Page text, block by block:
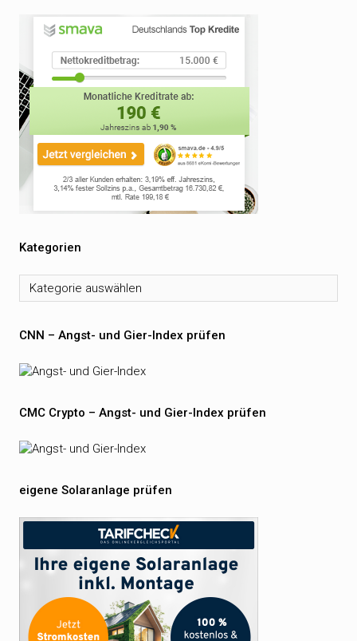
Kategorien
Kategorien
CNN – Angst- und Gier-Index prüfen
CMC Crypto – Angst- und Gier-Index prüfen
eigene Solaranlage prüfen